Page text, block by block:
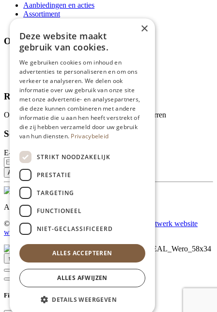
Aanbiedingen en acties
Assortiment
Over ons
Wie zijn wij?
Recepten
Tips
Recensies
Onze klanten waarderen ons met 4.9 van de 5 sterren
Schrijf je in voor onze nieuwsbrief
E-mailadres
Al onze prijzen zijn incl. BTW
© Copyright 2026 Limburgs Bakwinkeltje |
Maatwerk website
webmix
↑ Top
Filter
×
Deze website maakt
gebruik van cookies.
We gebruiken cookies om inhoud en
advertenties te personaliseren en om ons
verkeer te analyseren. We delen ook
informatie over uw gebruik van onze site
met onze advertentie- en analysepartners,
die deze kunnen combineren met andere
informatie die u aan hen heeft verstrekt of
die zij hebben verzameld door uw gebruik
van hun diensten. Privacybeleid
STRIKT NOODZAKELIJK
PRESTATIE
TARGETING
FUNCTIONEEL
NIET-GECLASSIFICEERD
ALLES ACCEPTEREN
ALLES AFWIJZEN
DETAILS WEERGEVEN